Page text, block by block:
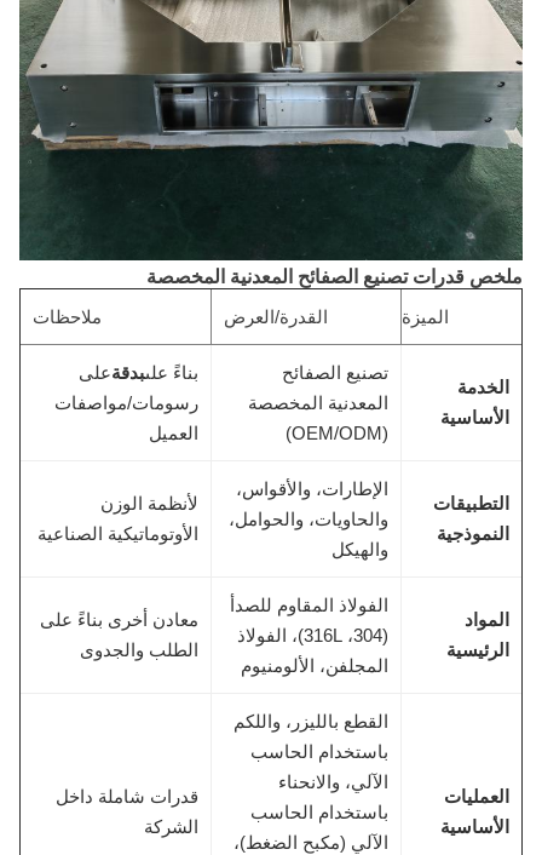
ملخص قدرات تصنيع الصفائح المعدنية المخصصة
الميزة
القدرة/العرض ملاحظات
الخدمة
الأساسية
تصنيع الصفائح
المعدنية المخصصة
(OEM/ODM)
بناءً علىبدقةعلى
رسومات/مواصفات
العميل
التطبيقات
النموذجية
الإطارات، والأقواس،
والحاويات، والحوامل،
والهيكل
لأنظمة الوزن
الأوتوماتيكية الصناعية
المواد
الرئيسية
الفولاذ المقاوم للصدأ
(304، 316L)، الفولاذ
المجلفن، الألومنيوم
معادن أخرى بناءً على
الطلب والجدوى
العمليات
الأساسية
القطع بالليزر، واللكم
باستخدام الحاسب
الآلي، والانحناء
باستخدام الحاسب
الآلي (مكبح الضغط)،
قدرات شاملة داخل
الشركة